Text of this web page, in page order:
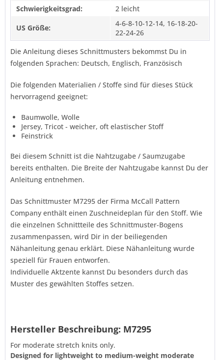
Schwierigkeitsgrad:
2 leicht
US Größe:
4-6-8-10-12-14, 16-18-20-
22-24-26
Die Anleitung dieses Schnittmusters bekommst Du in
folgenden Sprachen: Deutsch, Englisch, Französisch
Die folgenden Materialien / Stoffe sind für dieses Stück
hervorragend geeignet:
Baumwolle, Wolle
Jersey, Tricot - weicher, oft elastischer Stoff
Feinstrick
Bei diesem Schnitt ist die Nahtzugabe / Saumzugabe
bereits enthalten. Die Breite der Nahtzugabe kannst Du der
Anleitung entnehmen.
Das Schnittmuster M7295 der Firma McCall Pattern
Company enthält einen Zuschneideplan für den Stoff. Wie
die einzelnen Schnittteile des Schnittmuster-Bogens
zusammenpassen, wird Dir in der beiliegenden
Nähanleitung genau erklärt. Diese Nähanleitung wurde
speziell für Frauen entworfen.
Individuelle Aktzente kannst Du besonders durch das
Muster des gewählten Stoffes setzen.
Hersteller Beschreibung: M7295
For moderate stretch knits only.
Designed for lightweight to medium-weight moderate